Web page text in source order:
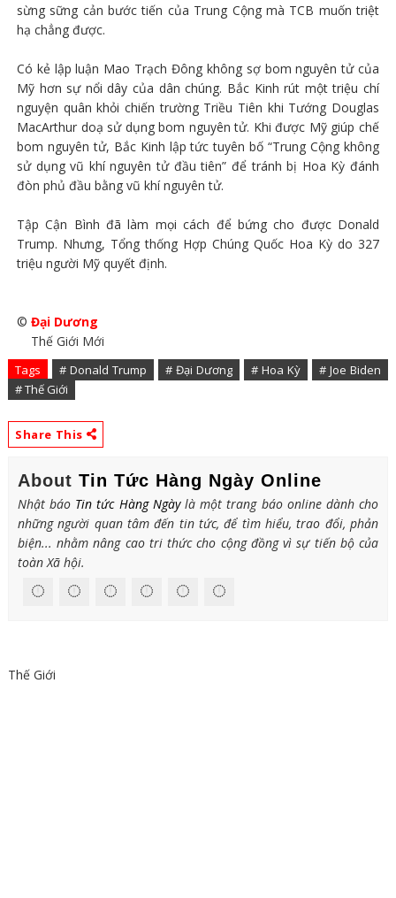
sừng sững cản bước tiến của Trung Cộng mà TCB muốn triệt
hạ chẳng được.
Có kẻ lập luận Mao Trạch Đông không sợ bom nguyên tử của
Mỹ hơn sự nổi dây của dân chúng. Bắc Kinh rút một triệu chí
nguyện quân khỏi chiến trường Triều Tiên khi Tướng Douglas
MacArthur doạ sử dụng bom nguyên tử. Khi được Mỹ giúp chế
bom nguyên tử, Bắc Kinh lập tức tuyên bố “Trung Cộng không
sử dụng vũ khí nguyên tử đầu tiên” để tránh bị Hoa Kỳ đánh
đòn phủ đầu bằng vũ khí nguyên tử.
Tập Cận Bình đã làm mọi cách để bứng cho được Donald
Trump. Nhưng, Tổng thống Hợp Chúng Quốc Hoa Kỳ do 327
triệu người Mỹ quyết định.
© Đại Dương
Thế Giới Mới
Tags # Donald Trump # Đại Dương # Hoa Kỳ
# Joe Biden
# Thế Giới
Share This
About Tin Tức Hàng Ngày Online
Nhật báo Tin tức Hàng Ngàylà một trang báo online dành cho
những người quan tâm đến tin tức, để tìm hiểu, trao đổi, phản
biện... nhằm nâng cao tri thức cho cộng đồng vì sự tiến bộ của
toàn Xã hội.
Thế Giới